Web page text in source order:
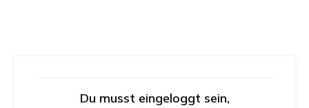
Du musst eingeloggt sein,